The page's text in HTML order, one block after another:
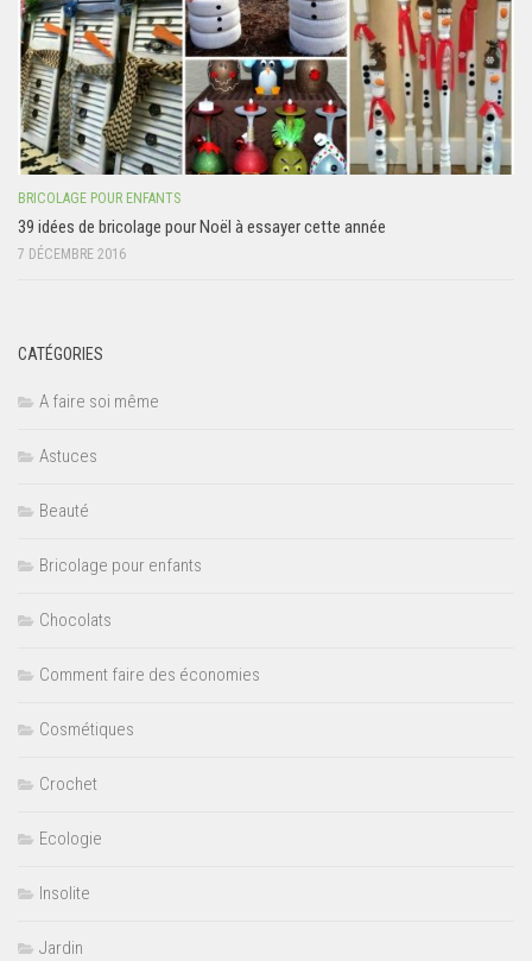
BRICOLAGE POUR ENFANTS
39 idées de bricolage pour Noël à essayer cette année
7 DÉCEMBRE 2016
CATÉGORIES
A faire soi même
Astuces
Beauté
Bricolage pour enfants
Chocolats
Comment faire des économies
Cosmétiques
Crochet
Ecologie
Insolite
Jardin